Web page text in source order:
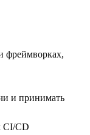
фреймворках,
и принимать
CI/CD